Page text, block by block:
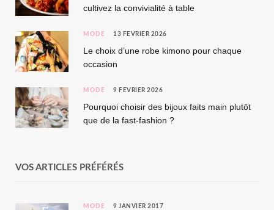
cultivez la convivialité à table
MODE 13 FÉVRIER 2026
Le choix d’une robe kimono pour chaque
occasion
MODE 9 FÉVRIER 2026
Pourquoi choisir des bijoux faits main plutôt
que de la fast-fashion ?
VOS ARTICLES PRÉFÉRÉS
MODE 9 JANVIER 2017